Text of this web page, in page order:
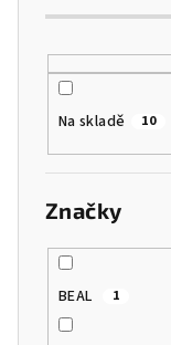
Na skladě 10
Značky
BEAL 1